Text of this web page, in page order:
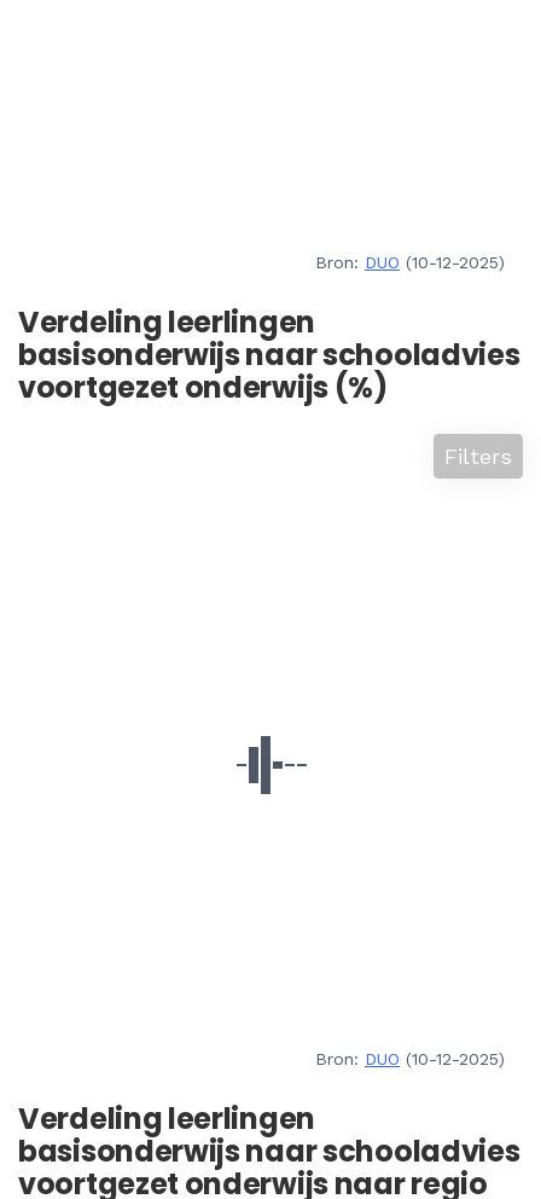
Bron: DUO (10-12-2025)
Verdeling leerlingen
basisonderwijs naar schooladvies
voortgezet onderwijs (%)
Filters
Bron: DUO (10-12-2025)
Verdeling leerlingen
basisonderwijs naar schooladvies
voortgezet onderwijs naar regio